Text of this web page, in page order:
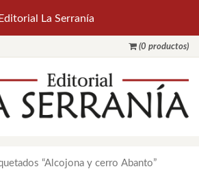
(0 productos)
“Alcojona y cerro Abanto”
Editorial La Serranía